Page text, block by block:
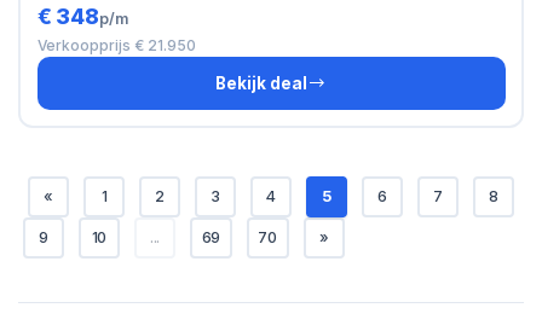
€ 348p/m
Verkoopprijs € 21.950
Bekijk deal
« 1 2 3 4 5 6 7 8
9 10 ... 69 70 »